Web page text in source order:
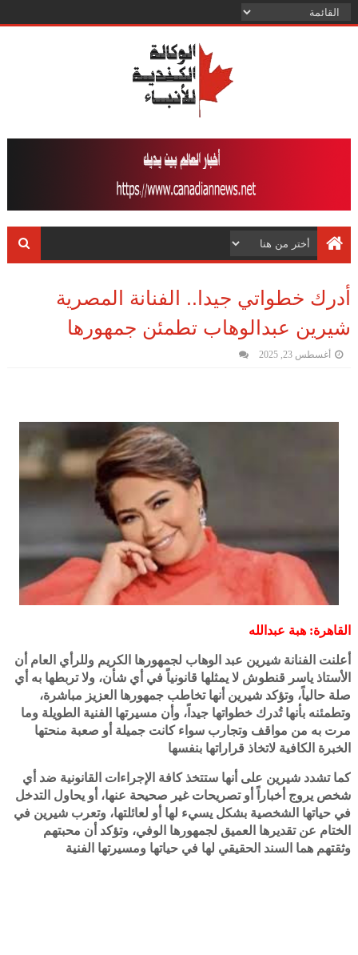
أدرك خطواتي جيدا.. الفنانة المصرية
شيرين عبدالوهاب تطمئن جمهورها
أغسطس 23, 2025
القاهرة: هبة عبدالله
أعلنت الفنانة شيرين عبد الوهاب لجمهورها الكريم وللرأي العام أن
الأستاذ ياسر قنطوش لا يمثلها قانونياً في أي شأن، ولا تربطها به أي
صلة حالياً، وتؤكد شيرين أنها تخاطب جمهورها العزيز مباشرة،
وتطمئنه بأنها تُدرك خطواتها جيداً، وأن مسيرتها الفنية الطويلة وما
مرت به من مواقف وتجارب سواء كانت جميلة أو صعبة منحتها
الخبرة الكافية لاتخاذ قراراتها بنفسها
كما تشدد شيرين على أنها ستتخذ كافة الإجراءات القانونية ضد أي
شخص يروج أخباراً أو تصريحات غير صحيحة عنها، أو يحاول التدخل
في حياتها الشخصية بشكل يسيء لها أو لعائلتها، وتعرب شيرين في
الختام عن تقديرها العميق لجمهورها الوفي، وتؤكد أن محبتهم
وثقتهم هما السند الحقيقي لها في حياتها ومسيرتها الفنية